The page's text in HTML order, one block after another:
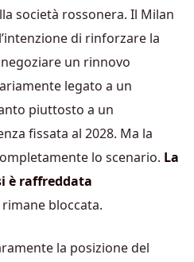
società rossonera. Il Milan
di rinforzare la
un rinnovo
legato a un
piuttosto a un
fissata al 2028. Ma la
lo scenario. La
è raffreddata
rimane bloccata.
la posizione del